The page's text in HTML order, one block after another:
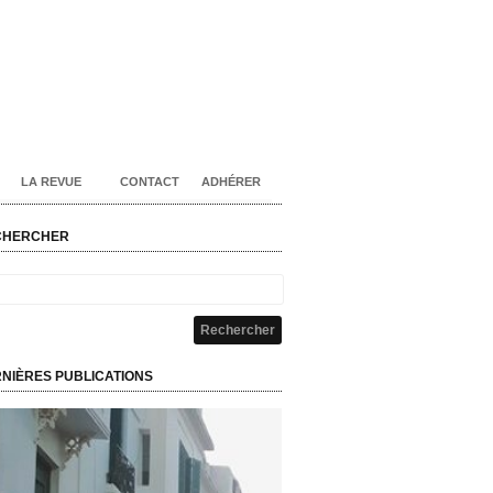
LA REVUE CONTACT ADHÉRER
PUBLICATIONS